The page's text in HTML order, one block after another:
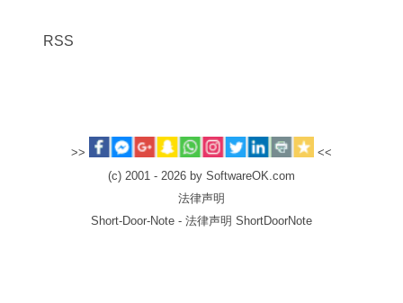
RSS
>>
<<
(c) 2001 - 2026 by SoftwareOK.com
法律声明
Short-Door-Note - 法律声明 ShortDoorNote